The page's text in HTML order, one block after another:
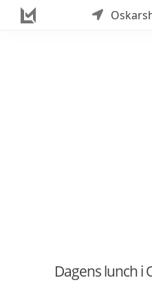
Dagens lunch i